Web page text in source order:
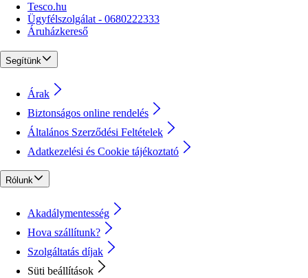
Tesco.hu
Ügyfélszolgálat - 0680222333
Áruházkereső
Segítünk
Árak
Biztonságos online rendelés
Általános Szerződési Feltételek
Adatkezelési és Cookie tájékoztató
Rólunk
Akadálymentesség
Hova szállítunk?
Szolgáltatás díjak
Süti beállítások